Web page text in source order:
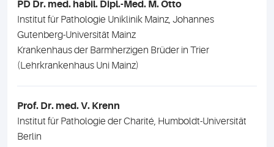
PD Dr. med. habil. Dipl.-Med. M. Otto
Institut für Pathologie Uniklinik Mainz, Johannes
Gutenberg-Universität Mainz
Krankenhaus der Barmherzigen Brüder in Trier
(Lehrkrankenhaus Uni Mainz)
Prof. Dr. med. V. Krenn
Institut für Pathologie der Charité, Humboldt-Universität
Berlin